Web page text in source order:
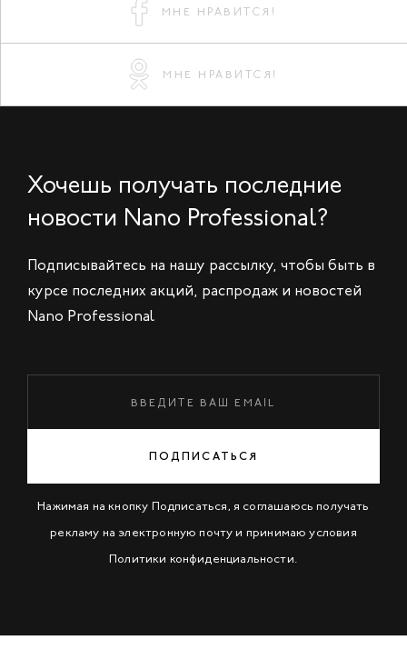
МНЕ НРАВИТСЯ!
МНЕ НРАВИТСЯ!
Хочешь получать последние
новости Nano Professional?
Подписывайтесь на нашу рассылку, чтобы быть в
курсе последних акций, распродаж и новостей
Nano Professional
ПОДПИСАТЬСЯ
Нажимая на кнопку Подписаться, я соглашаюсь получать
рекламу на электронную почту и принимаю условия
Политики конфиденциальности.